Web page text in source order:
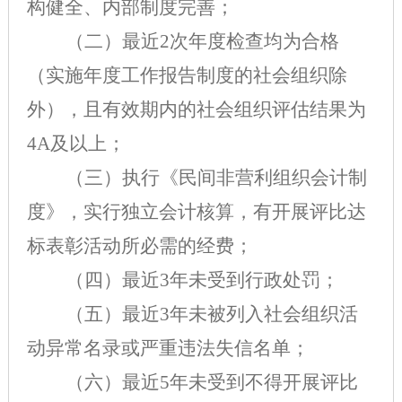
构健全、内部制度完善；
（二）最近2次年度检查均为合格
（实施年度工作报告制度的社会组织除
外），且有效期内的社会组织评估结果为
4A及以上；
（三）执行《民间非营利组织会计制
度》，实行独立会计核算，有开展评比达
标表彰活动所必需的经费；
（四）最近3年未受到行政处罚；
（五）最近3年未被列入社会组织活
动异常名录或严重违法失信名单；
（六）最近5年未受到不得开展评比